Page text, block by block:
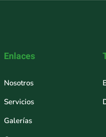
Enlaces
Nosotros
Servicios
Galerías